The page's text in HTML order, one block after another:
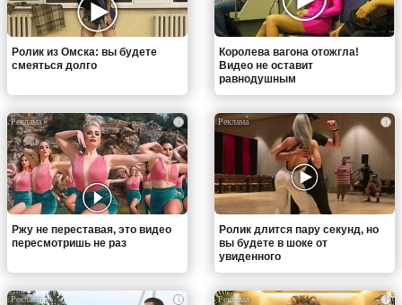
Ролик из Омска: вы будете
смеяться долго
Королева вагона отожгла!
Видео не оставит
равнодушным
i
Ржу не переставая, это видео
пересмотришь не раз
i
Ролик длится пару секунд, но
вы будете в шоке от
увиденного
i i